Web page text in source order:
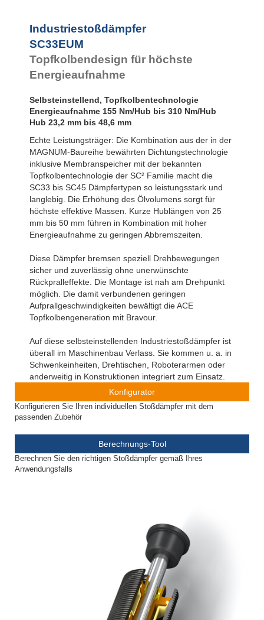
Industriestoßdämpfer
SC33EUM
Topfkolbendesign für höchste
Energieaufnahme
Selbsteinstellend, Topfkolbentechnologie
Energieaufnahme 155 Nm/Hub bis 310 Nm/Hub
Hub 23,2 mm bis 48,6 mm
Echte Leistungsträger: Die Kombination aus der in der
MAGNUM-Baureihe bewährten Dichtungstechnologie
inklusive Membranspeicher mit der bekannten
Topfkolbentechnologie der SC² Familie macht die
SC33 bis SC45 Dämpfertypen so leistungsstark und
langlebig. Die Erhöhung des Ölvolumens sorgt für
höchste effektive Massen. Kurze Hublängen von 25
mm bis 50 mm führen in Kombination mit hoher
Energieaufnahme zu geringen Abbremszeiten.
Diese Dämpfer bremsen speziell Drehbewegungen
sicher und zuverlässig ohne unerwünschte
Rückpralleffekte. Die Montage ist nah am Drehpunkt
möglich. Die damit verbundenen geringen
Aufprallgeschwindigkeiten bewältigt die ACE
Topfkolbengeneration mit Bravour.
Auf diese selbsteinstellenden Industriestoßdämpfer ist
überall im Maschinenbau Verlass. Sie kommen u. a. in
Schwenkeinheiten, Drehtischen, Roboterarmen oder
anderweitig in Konstruktionen integriert zum Einsatz.
Konfigurator
Konfigurieren Sie Ihren individuellen Stoßdämpfer mit dem
passenden Zubehör
Berechnungs-Tool
Berechnen Sie den richtigen Stoßdämpfer gemäß Ihres
Anwendungsfalls